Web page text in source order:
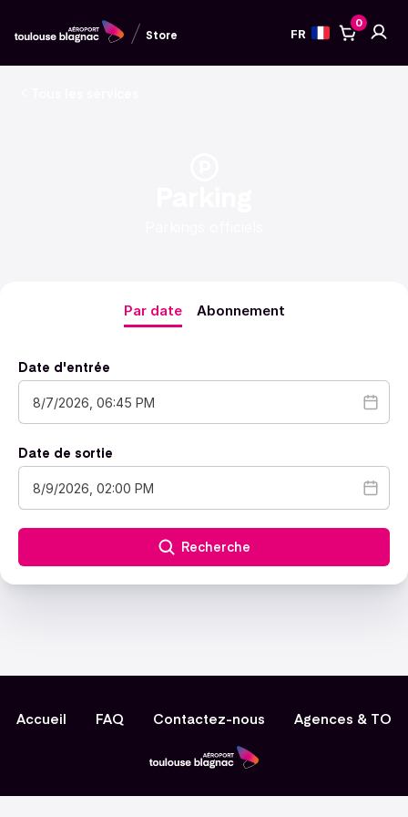
Store FR Panier
0Aucun
Par date Abonnement
Date d'entrée
Date de sortie
Recherche
Accueil FAQ Contactez-nous Agences & TO